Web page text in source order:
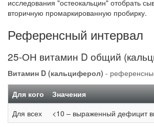
исследования "остеокальцин" отобрать
вторичную промаркированную пробирку.
Референсный интервал
25-ОН витамин D общий
Витамин D (кальциферол) -
Для кого
Значения
Для всех
<10 – выраженный дефицит